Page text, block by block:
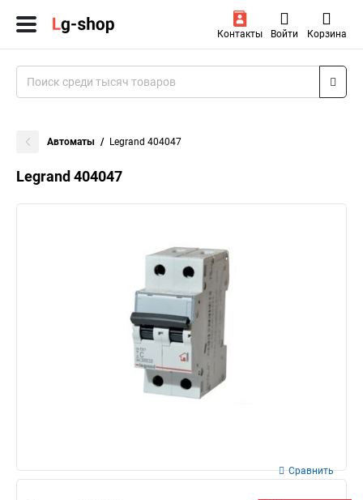
Контакты Войти Корзина
Автоматы Legrand 404047
Legrand 404047
Сравнить